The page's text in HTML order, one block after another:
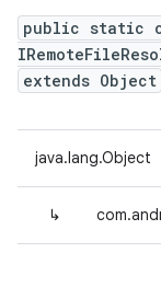
public static
extends Object
java.lang.Object
↳